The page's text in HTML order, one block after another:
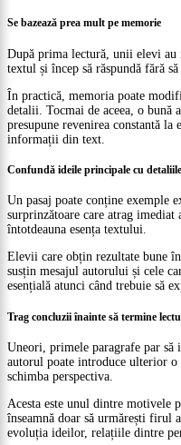
Se bazează prea mult pe memorie
După prima lectură, unii elevi au
textul și încep să răspundă fără
În practică, memoria poate
detalii. Tocmai de aceea, o bună
presupune revenirea constantă la
informații din text.
Confundă ideile principale cu
Un pasaj poate conține exemple
surprinzătoare care atrag imediat
întotdeauna esența textului.
Elevii care obțin rezultate bune
susțin mesajul autorului și cele
esențială atunci când trebuie să
Trag concluzii înainte să termine
Uneori, primele paragrafe par
autorul poate introduce ulterior o
schimba perspectiva.
Acesta este unul dintre motivele
înseamnă doar să urmărești firul
evoluția ideilor, relațiile dintre